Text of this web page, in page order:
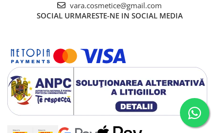
vara.cosmetice@gmail.com
SOCIAL URMARESTE-NE IN SOCIAL MEDIA